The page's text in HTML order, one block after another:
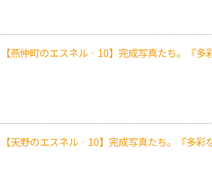
【燕仲町のエスネル‐10】完成写真たち。『
【天野のエスネル‐10】完成写真たち。『多